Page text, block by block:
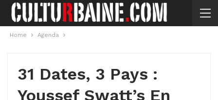
Home Agenda
31 Dates, 3 Pays :
Youssef Swatt’s En